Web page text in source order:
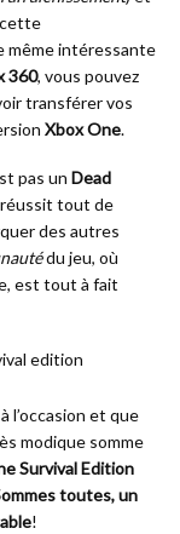
cette
même intéressante
360, vous pouvez
transférer vos
Xbox One.
pas un Dead
réussit tout de
des autres
du jeu, où
est tout à fait
l’occasion et que
modique somme
Survival Edition
toutes, un
!